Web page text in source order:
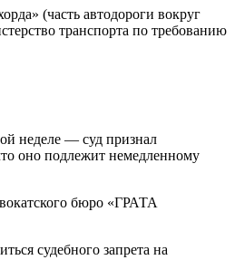
(часть автодороги вокруг
транспорта по требованию
неделе — суд признал
оно подлежит немедленному
бюро «ГРАТА
судебного запрета на